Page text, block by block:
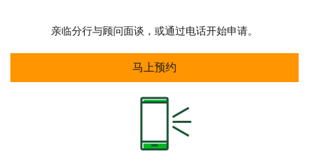
亲临分行与顾问面谈，或通过电话开始申请。
预约会面时间
马上预约